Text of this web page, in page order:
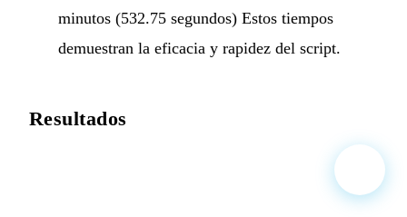
minutos (532.75 segundos) Estos tiempos
demuestran la eficacia y rapidez del script.
Resultados